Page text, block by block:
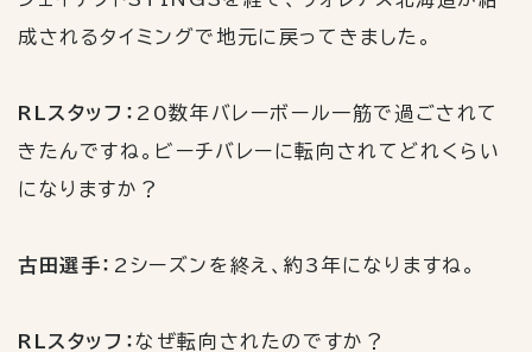
成されるタイミングで地元に戻ってきました。
RLスタッフ： 20数年バレーボール一筋で過ごされて
きたんですね。ビーチバレーに転向されてどれくらい
になりますか？
古田選手： 2 シーズンを終え、約 3 年になりますね。
RLスタッフ：なぜ転向されたのですか？